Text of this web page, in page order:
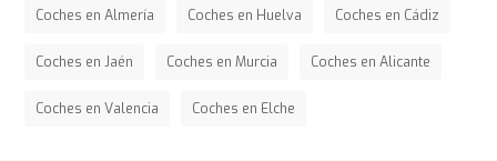
Coches en Almería Coches en Huelva Coches en Cádiz
Coches en Jaén Coches en Murcia Coches en Alicante
Coches en Valencia Coches en Elche